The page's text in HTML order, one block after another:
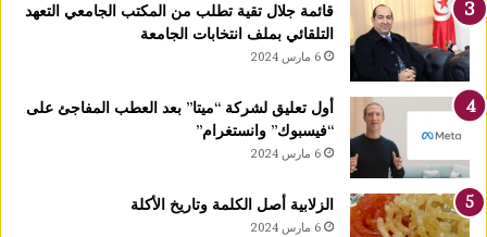
قائمة جلال تقية تطلب من المكتب الجامعي التعهد
التلقائي بملف انتخابات الجامعة
6 مارس 2024
أول تعليق لشركة “ميتا” بعد العطب المفاجئ على
“فيسبوك” وانستغرام”
6 مارس 2024
الزلابية أصل الكلمة وتاريخ الأكلة
6 مارس 2024